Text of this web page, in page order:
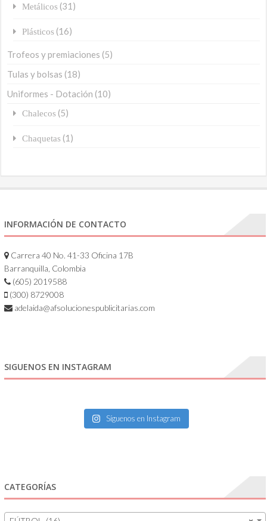
Metálicos (31)
Plásticos (16)
Trofeos y premiaciones (5)
Tulas y bolsas (18)
Uniformes - Dotación (10)
Chalecos (5)
Chaquetas (1)
INFORMACIÓN DE CONTACTO
Carrera 40 No. 41-33 Oficina 17B
Barranquilla, Colombia
(605) 2019588
(300) 8729008
adelaida@afsolucionespublicitarias.com
SIGUENOS EN INSTAGRAM
Síguenos en Instagram
CATEGORÍAS